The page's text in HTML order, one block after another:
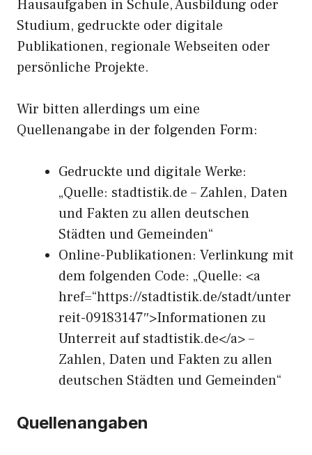
Hausaufgaben in Schule, Ausbildung oder
Studium, gedruckte oder digitale
Publikationen, regionale Webseiten oder
persönliche Projekte.
Wir bitten allerdings um eine
Quellenangabe in der folgenden Form:
Gedruckte und digitale Werke:
„Quelle: stadtistik.de – Zahlen, Daten
und Fakten zu allen deutschen
Städten und Gemeinden“
Online-Publikationen: Verlinkung mit
dem folgenden Code: „Quelle: <a
href=“https://stadtistik.de/stadt/unter
reit-09183147″>Informationen zu
Unterreit auf stadtistik.de</a> –
Zahlen, Daten und Fakten zu allen
deutschen Städten und Gemeinden“
Quellenangaben